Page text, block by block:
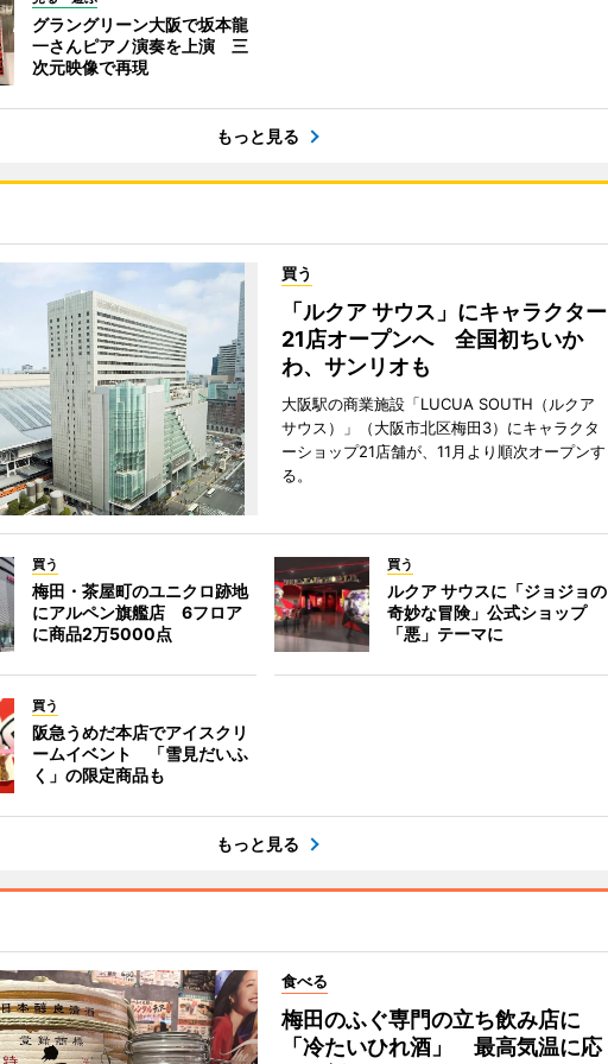
グラングリーン大阪で坂本龍
一さんピアノ演奏を上演 三
次元映像で再現
もっと見る
買う
「ルクア サウス」にキャラクター
21店オープンへ 全国初ちいか
わ、サンリオも
大阪駅の商業施設「LUCUA SOUTH（ルクア
サウス）」（大阪市北区梅田3）にキャラクタ
ーショップ21店舗が、11月より順次オープンす
る。
買う
梅田・茶屋町のユニクロ跡地
にアルペン旗艦店 6フロア
に商品2万5000点
買う
ルクア サウスに「ジョジョの
奇妙な冒険」公式ショップ
「悪」テーマに
買う
阪急うめだ本店でアイスクリ
ームイベント 「雪見だいふ
く」の限定商品も
もっと見る
食べる
梅田のふぐ専門の立ち飲み店に
「冷たいひれ酒」 最高気温に応